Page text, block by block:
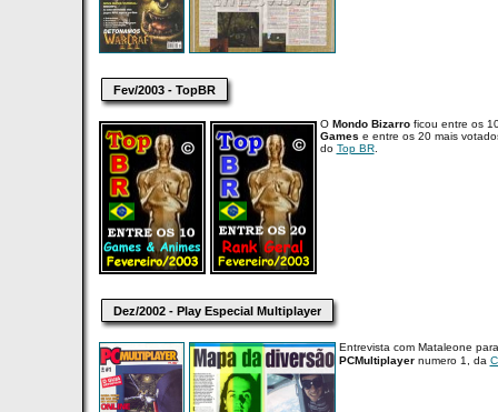
Fev/2003 - TopBR
O Mondo Bizarroficou entre os
Games e entre os 20 mais
do Top BR.
Dez/2002 - Play Especial Multiplayer
Entrevista com Mataleone
PCMultiplayernumero 1, da